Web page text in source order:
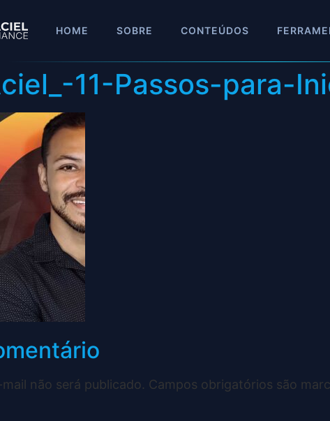
HOME SOBRE CONTEÚDOS
11-Passos-para-
não será publicado. Campos obrigatórios são